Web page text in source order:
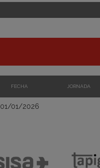
FECHA JORNADA
01/01/2026